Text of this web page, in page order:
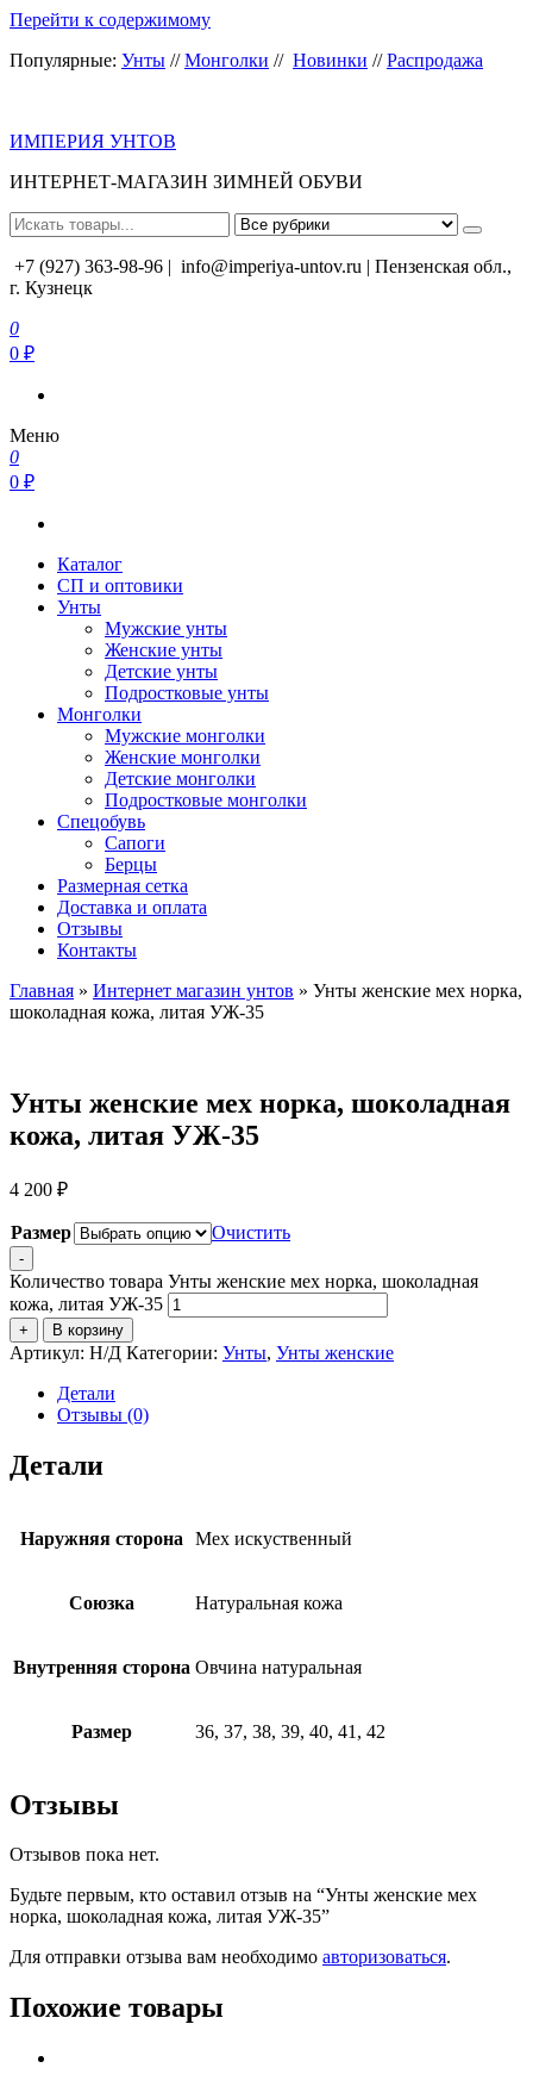
Перейти к содержимому
Популярные: Унты //Монголки // Новинки //Распродажа
ИМПЕРИЯ УНТОВ
ИНТЕРНЕТ-МАГАЗИН ЗИМНЕЙ ОБУВИ
+7 (927) 363-98-96 | info@imperiya-untov.ru | Пензенская обл.,
г. Кузнецк
0
0 ₽
Меню
0
0 ₽
Каталог
СП и оптовики
Унты
Мужские унты
Женские унты
Детские унты
Подростковые унты
Монголки
Мужские монголки
Женские монголки
Детские монголки
Подростковые монголки
Спецобувь
Сапоги
Берцы
Размерная сетка
Доставка и оплата
Отзывы
Контакты
Главная » Интернет магазин унтов » Унты женские мех норка,
шоколадная кожа, литая УЖ-35
Унты женские мех норка, шоколадная
кожа, литая УЖ-35
4 200 ₽
Размер Очистить
-
Количество товара Унты женские мех норка, шоколадная
кожа, литая УЖ-35
+ В корзину
Артикул: Н/Д Категории: Унты, Унты женские
Детали
Отзывы (0)
Детали
Наружняя сторона Мех искуственный
Союзка Натуральная кожа
Внутренняя сторона Овчина натуральная
Размер 36, 37, 38, 39, 40, 41, 42
Отзывы
Отзывов пока нет.
Будьте первым, кто оставил отзыв на “Унты женские мех
норка, шоколадная кожа, литая УЖ-35”
Для отправки отзыва вам необходимо авторизоваться.
Похожие товары